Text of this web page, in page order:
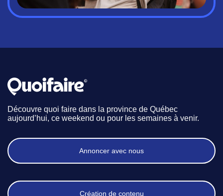
Découvre quoi faire dans la province de Québec
aujourd’hui, ce weekend ou pour les semaines à venir.
Annoncer avec nous
Création de contenu